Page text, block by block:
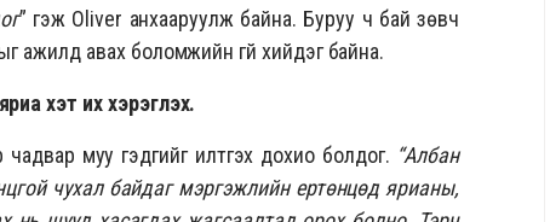
” гэж Oliver анхааруулж байна. Буруу ч бай зөвч
ажилд авах боломжийн үгүй хийдэг байна.
хэт их хэрэглэх.
муу гэдгийг илтгэх дохио болдог. “Албан
чухал байдаг мэргэжлийн ертөнцөд ярианы,